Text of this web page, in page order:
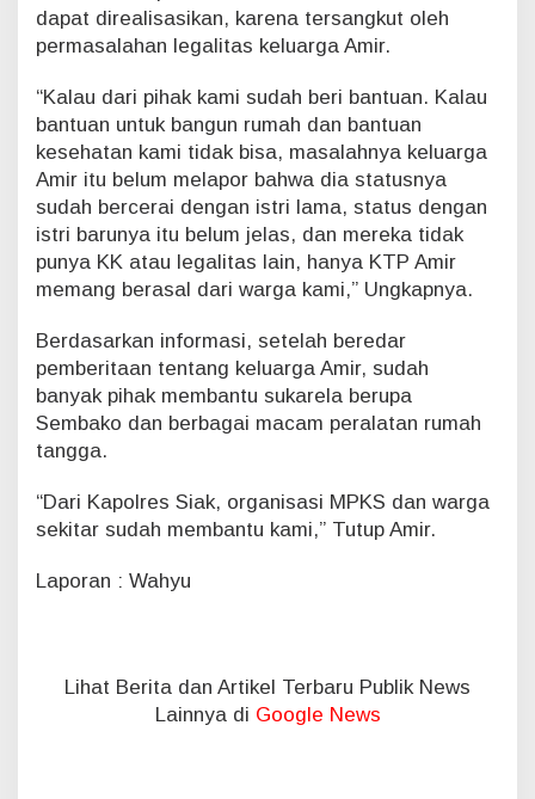
dapat direalisasikan, karena tersangkut oleh
permasalahan legalitas keluarga Amir.
“Kalau dari pihak kami sudah beri bantuan. Kalau
bantuan untuk bangun rumah dan bantuan
kesehatan kami tidak bisa, masalahnya keluarga
Amir itu belum melapor bahwa dia statusnya
sudah bercerai dengan istri lama, status dengan
istri barunya itu belum jelas, dan mereka tidak
punya KK atau legalitas lain, hanya KTP Amir
memang berasal dari warga kami,” Ungkapnya.
Berdasarkan informasi, setelah beredar
pemberitaan tentang keluarga Amir, sudah
banyak pihak membantu sukarela berupa
Sembako dan berbagai macam peralatan rumah
tangga.
“Dari Kapolres Siak, organisasi MPKS dan warga
sekitar sudah membantu kami,” Tutup Amir.
Laporan : Wahyu
Lihat Berita dan Artikel Terbaru Publik News
Lainnya di Google News